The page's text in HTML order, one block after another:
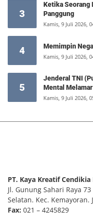
3
Ketika Seorang
Panggung
Kamis, 9 Juli 2026,
4 Memimpin
Kamis, 9 Juli 2026,
5
Jenderal TNI
Mental Melamar
Kamis, 9 Juli 2026,
PT. Kaya Kreatif
Jl. Gunung Sahari Raya
Selatan. Kec. Kemayoran.
Fax: 021 – 4245829